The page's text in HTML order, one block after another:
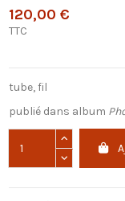
120,00 €
TTC
tube, fil
publié dans album